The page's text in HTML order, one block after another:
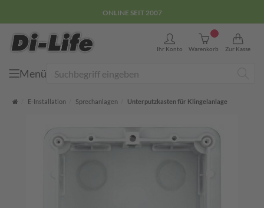
ONLINE SEIT 2007
Ihr Konto Warenkorb
0
Zur Kasse
Menü
Startseite
E-Installation Sprechanlagen Unterputzkasten für Klingelanlage